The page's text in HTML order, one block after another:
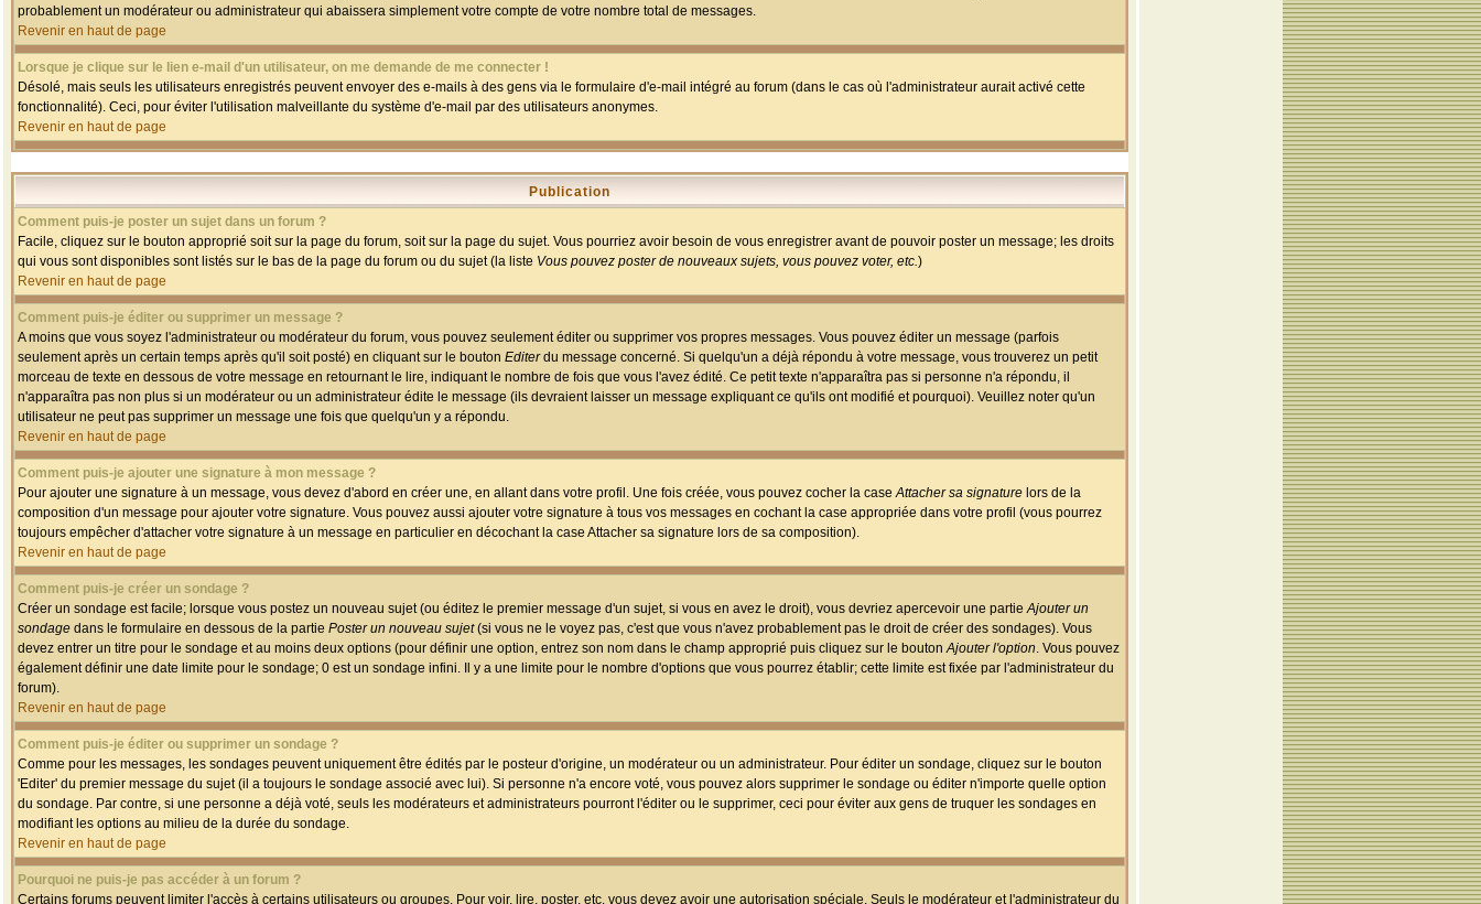
probablement un modérateur ou administrateur qui abaissera simplement votre compte de votre nombre total de messages.
Revenir en haut de page
Lorsque je clique sur le lien e-mail d'un utilisateur, on me demande de me connecter !
Désolé, mais seuls les utilisateurs enregistrés peuvent envoyer des e-mails à des gens via le formulaire d'e-mail intégré au forum (dans le cas où l'administrateur aurait activé cette
fonctionnalité). Ceci, pour éviter l'utilisation malveillante du système d'e-mail par des utilisateurs anonymes.
Revenir en haut de page
Publication
Comment puis-je poster un sujet dans un forum ?
Facile, cliquez sur le bouton approprié soit sur la page du forum, soit sur la page du sujet. Vous pourriez avoir besoin de vous enregistrer avant de pouvoir poster un message; les droits
qui vous sont disponibles sont listés sur le bas de la page du forum ou du sujet (la liste Vous pouvez poster de nouveaux sujets, vous pouvez voter, etc.)
Revenir en haut de page
Comment puis-je éditer ou supprimer un message ?
A moins que vous soyez l'administrateur ou modérateur du forum, vous pouvez seulement éditer ou supprimer vos propres messages. Vous pouvez éditer un message (parfois
seulement après un certain temps après qu'il soit posté) en cliquant sur le bouton Editerdu message concerné. Si quelqu'un a déjà répondu à votre message, vous trouverez un petit
morceau de texte en dessous de votre message en retournant le lire, indiquant le nombre de fois que vous l'avez édité. Ce petit texte n'apparaîtra pas si personne n'a répondu, il
n'apparaîtra pas non plus si un modérateur ou un administrateur édite le message (ils devraient laisser un message expliquant ce qu'ils ont modifié et pourquoi). Veuillez noter qu'un
utilisateur ne peut pas supprimer un message une fois que quelqu'un y a répondu.
Revenir en haut de page
Comment puis-je ajouter une signature à mon message ?
Pour ajouter une signature à un message, vous devez d'abord en créer une, en allant dans votre profil. Une fois créée, vous pouvez cocher la caseAttacher sa signature lors de la
composition d'un message pour ajouter votre signature. Vous pouvez aussi ajouter votre signature à tous vos messages en cochant la case appropriée dans votre profil (vous pourrez
toujours empêcher d'attacher votre signature à un message en particulier en décochant la case Attacher sa signature lors de sa composition).
Revenir en haut de page
Comment puis-je créer un sondage ?
Créer un sondage est facile; lorsque vous postez un nouveau sujet (ou éditez le premier message d'un sujet, si vous en avez le droit), vous devriez apercevoir une partieAjouter un
sondage dans le formulaire en dessous de la partie Poster un nouveau sujet(si vous ne le voyez pas, c'est que vous n'avez probablement pas le droit de créer des sondages). Vous
devez entrer un titre pour le sondage et au moins deux options (pour définir une option, entrez son nom dans le champ approprié puis cliquez sur le boutonAjouter l'option. Vous pouvez
également définir une date limite pour le sondage; 0 est un sondage infini. Il y a une limite pour le nombre d'options que vous pourrez établir; cette limite est fixée par l'administrateur du
forum).
Revenir en haut de page
Comment puis-je éditer ou supprimer un sondage ?
Comme pour les messages, les sondages peuvent uniquement être édités par le posteur d'origine, un modérateur ou un administrateur. Pour éditer un sondage, cliquez sur le bouton
'Editer' du premier message du sujet (il a toujours le sondage associé avec lui). Si personne n'a encore voté, vous pouvez alors supprimer le sondage ou éditer n'importe quelle option
du sondage. Par contre, si une personne a déjà voté, seuls les modérateurs et administrateurs pourront l'éditer ou le supprimer, ceci pour éviter aux gens de truquer les sondages en
modifiant les options au milieu de la durée du sondage.
Revenir en haut de page
Pourquoi ne puis-je pas accéder à un forum ?
Certains forums peuvent limiter l'accès à certains utilisateurs ou groupes. Pour voir, lire, poster, etc. vous devez avoir une autorisation spéciale. Seuls le modérateur et l'administrateur du